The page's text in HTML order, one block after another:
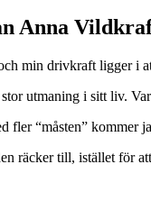
Anna
min drivkraft ligger i
utmaning i sitt liv.
“måsten” kommer
räcker till, istället för